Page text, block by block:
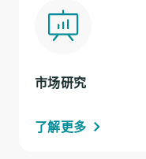
市场研究
了解更多